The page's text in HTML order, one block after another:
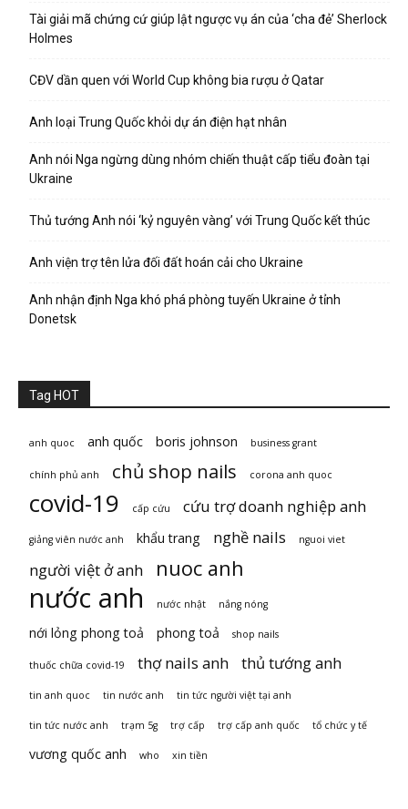
Tài giải mã chứng cứ giúp lật ngược vụ án của ‘cha đẻ’ Sherlock
Holmes
CĐV dần quen với World Cup không bia rượu ở Qatar
Anh loại Trung Quốc khỏi dự án điện hạt nhân
Anh nói Nga ngừng dùng nhóm chiến thuật cấp tiểu đoàn tại
Ukraine
Thủ tướng Anh nói ‘kỷ nguyên vàng’ với Trung Quốc kết thúc
Anh viện trợ tên lửa đối đất hoán cải cho Ukraine
Anh nhận định Nga khó phá phòng tuyến Ukraine ở tỉnh
Donetsk
Tag HOT
anh quoc anh quốc boris johnson business grant
chính phủ anh chủ shop nails corona anh quoc
covid-19 cấp cứu cứu trợ doanh nghiệp anh
giảng viên nước anh khẩu trang nghề nails nguoi viet
người việt ở anh nuoc anh
nước anh nước nhật nắng nóng
nới lỏng phong toả phong toả shop nails
thuốc chữa covid-19 thợ nails anh thủ tướng anh
tin anh quoc tin nước anh tin tức người việt tại anh
tin tức nước anh trạm 5g trợ cấp trợ cấp anh quốc tổ chức y tế
vương quốc anh who xin tiền